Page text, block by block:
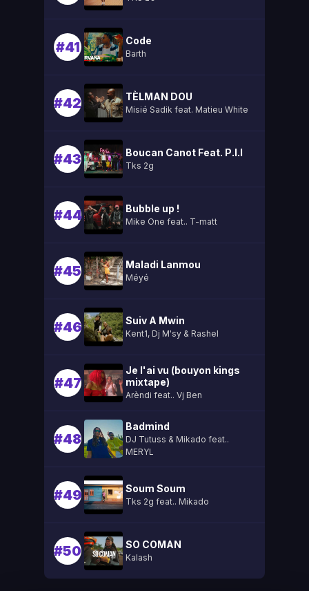
#41 Code
Barth
#42 TÈLMAN DOU
Misié Sadik feat. Matieu White
#43 Boucan Canot Feat. P.l.l
Tks 2g
#44 Bubble up !
Mike One feat.. T-matt
#45 Maladi Lanmou
Méyé
#46 Suiv A Mwin
Kent1, Dj M'sy & Rashel
#47
Je l'ai vu (bouyon kings
mixtape)
Arèndi feat.. Vj Ben
#48
Badmind
DJ Tutuss & Mikado feat..
MERYL
#49 Soum Soum
Tks 2g feat.. Mikado
#50 SO COMAN
Kalash